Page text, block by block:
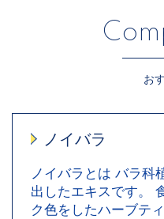
お
ノイバラ
ノイバラとは バラ科
出したエキスです。
ク色をしたハーブテ